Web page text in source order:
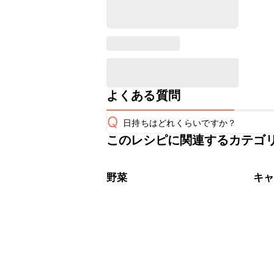
よくある質問
Q 日持ちはどれくらいですか？
保存期間は冷蔵で当日中が目安です
※日持ちは目安です。
このレシピに関連するカテゴ
野菜 キ